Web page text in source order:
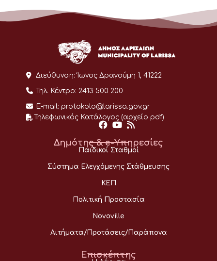
Διεύθυνση: Ίωνος Δραγούμη 1, 41222
Τηλ. Κέντρο: 2413 500 200
E-mail: protokolo@larissa.gov.gr
Τηλεφωνικός Κατάλογος (αρχείο pdf)
Δημότης & e-Υπηρεσίες
Παιδικοί Σταθμοί
Σύστημα Ελεγχόμενης Στάθμευσης
ΚΕΠ
Πολιτική Προστασία
Novoville
Αιτήματα/Προτάσεις/Παράπονα
Επισκέπτης